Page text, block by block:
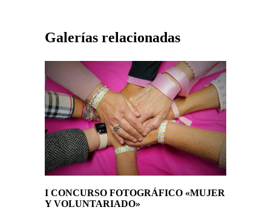
Galerías relacionadas
I CONCURSO FOTOGRÁFICO «MUJER
Y VOLUNTARIADO»